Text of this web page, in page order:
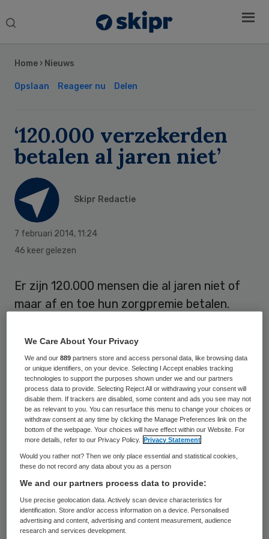
Search
Home › Nieuws
Opslaan Reageer nu Delen
‘120.000 verzekerden
betalen al jaren niet’
Skipr Redactie
7 februari 2014, 11:24
46 keer gelezen
Er zijn 120.000 mensen die al jaren niet of
maar af en toe hun zorgpremie betalen.
open aan premieschuld. Dat bedrag groeit
maandelijks met 20 miljoen euro. Dat blijkt
uit onderzoek van RTL Nieuws.
Mensen die 6 maanden niet betalen, komen
in de wanbetalersregeling. Vanaf dat
moment betaalt het College voor
Zorgverzekeringen (CVS) de premie aan de
verzekeraar, en legt het de wanbetaler een
premie plus 30 procent boete op. Voor
nieuwe gevallen werkt dat redelijk, maar
hardnekkige wanbetalers stromen
Sidebar
We Care About Your Privacy
We and our889 partners store and access personal data, like browsing data
or unique identifiers, on your device. Selecting I Accept enables tracking
technologies to support the purposes shown under we and our partners
process data to provide. Selecting Reject All or withdrawing your consent will
disable them. If trackers are disabled, some content and ads you see may not
be as relevant to you. You can resurface this menu to change your choices or
withdraw consent at any time by clicking the Manage Preferences link on the
bottom of the webpage. Your choices will have effect within our Website. For
more details, refer to our Privacy Policy.
Privacy Statement
Would you rather not? Then we only place essential and statistical cookies,
these do not record any data about you as a person
We and our partners process data to provide:
Use precise geolocation data. Actively scan device characteristics for
identification. Store and/or access information on a device. Personalised
advertising and content, advertising and content measurement, audience
research and services development.